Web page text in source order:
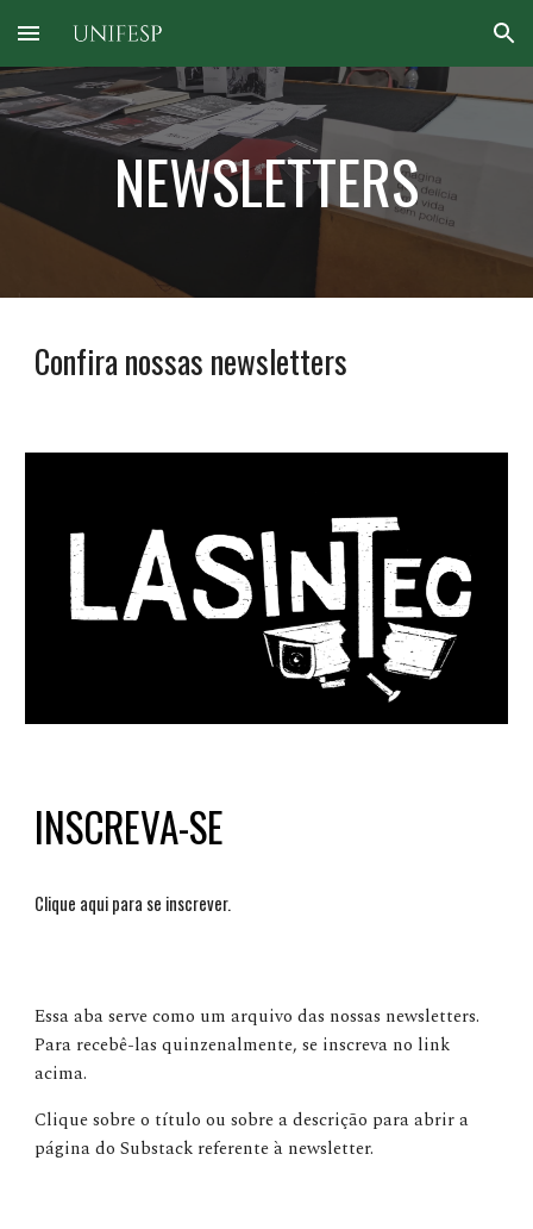
Skip to main content Skip to navigation
NEWSLETTERS
Confira nossas newsletters
INSCREVA-SE
Clique aqui para se inscrever.
Essa aba serve como um arquivo das nossas newsletters.
Para recebê-las quinzenalmente, se inscreva no link
acima.
Clique sobre o título ou sobre a descrição para abrir a
página do Substack referente à newsletter.